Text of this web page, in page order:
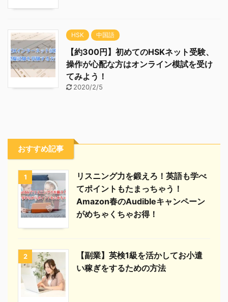
HSK 中国語
【約300円】初めてのHSKネット受験、
操作が心配な方はオンライン模試を受け
てみよう！
2020/2/5
おすすめ記事
1
リスニング力を鍛えろ！英語も学べ
てポイントもたまっちゃう！
Amazon春のAudibleキャンペーン
がめちゃくちゃお得！
2
【副業】英検1級を活かしてお小遣
い稼ぎをするための方法